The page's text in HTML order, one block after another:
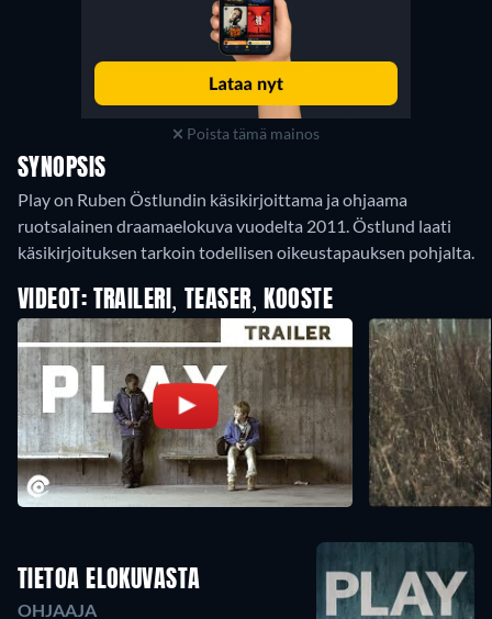
Poista tämä mainos
SYNOPSIS
Play on Ruben Östlundin käsikirjoittama ja ohjaama
ruotsalainen draamaelokuva vuodelta 2011. Östlund laati
käsikirjoituksen tarkoin todellisen oikeustapauksen pohjalta.
VIDEOT: TRAILERI, TEASER, KOOSTE
TIETOA ELOKUVASTA
OHJAAJA